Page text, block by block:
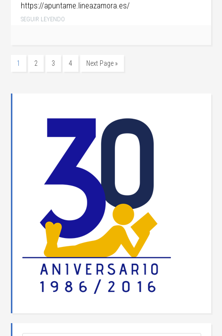
https://apuntame.lineazamora.es/
SEGUIR LEYENDO
1 2 3 4 Next Page »